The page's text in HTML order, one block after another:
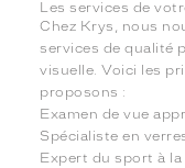
Les services de
Chez Krys, nous
services de qualité
visuelle. Voici les
proposons :
Examen de vue
Spécialiste en
Expert du sport à la